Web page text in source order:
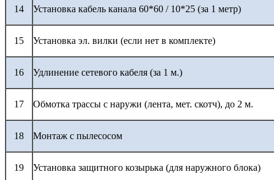
14 Установка кабель канала 60*60 / 10*25 (за 1 метр)
15 Установка эл. вилки (если нет в комплекте)
16 Удлинение сетевого кабеля (за 1 м.)
17 Обмотка трассы с наружи (лента, мет. скотч), до 2 м.
18 Монтаж с пылесосом
19 Установка защитного козырька (для наружного блока)